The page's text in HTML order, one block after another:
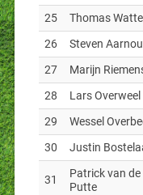
25
Thomas Wattel
26
Steven
27
Marijn
28
Lars Overweel
29
Wessel
30
Justin
31
Patrick van de
Putte